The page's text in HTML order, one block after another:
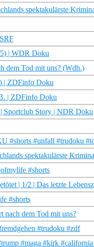
spektakulärste
5) | WDR Doku
dem Tod mit uns? (Wdh.)
| ZDFinfo Doku
| ZDFinfo Doku
Sportclub Story | NDR Doku
#shorts #unfall #trudoku
spektakulärste
#shorts
| 1/2 | Das letzte
#shorts
nach dem Tod mit uns?
#trudoku #zdf
#maga #kirk